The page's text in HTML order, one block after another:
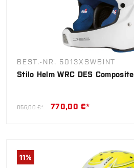
BEST.-NR. 5013XSWBINT
Stilo Helm WRC DES Composite
856,00 €* 770,00 €*
11%